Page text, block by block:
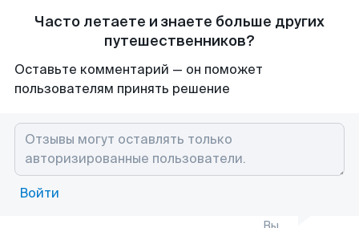
Часто летаете и знаете больше других
путешественников?
Оставьте комментарий — он поможет
пользователям принять решение
Войти